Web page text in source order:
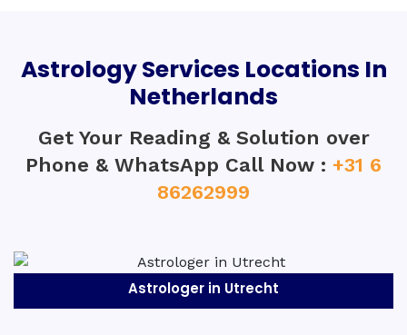
Astrology Services Locations In
Netherlands
Get Your Reading & Solution over
Phone & WhatsApp Call Now : +31 6
86262999
Astrologer in Maastricht